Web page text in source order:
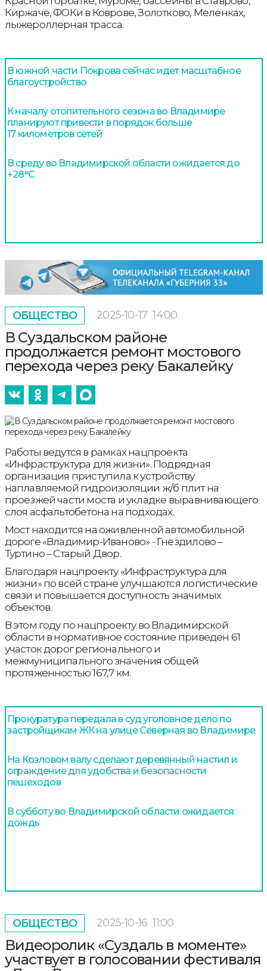
Киржаче, ФОКи в Коврове, Золотково, Меленках,
лыжероллерная трасса.
В южной части Покрова сейчас идет масштабное
благоустройство
К началу отопительного сезона во Владимире
планируют привести в порядок больше
17 километров сетей
В среду во Владимирской области ожидается до
+28°С
ОБЩЕСТВО 2025-10-17 14:00
В Суздальском районе
продолжается ремонт мостового
перехода через реку Бакалейку
Работы ведутся в рамках нацпроекта
«Инфраструктура для жизни». Подрядная
организация приступила к устройству
наплавляемой гидроизоляции ж/б плит на
проезжей части моста и укладке выравнивающего
слоя асфальтобетона на подходах.
Мост находится на оживленной автомобильной
дороге «Владимир-Иваново» - Гнездилово –
Туртино – Старый Двор.
Благодаря нацпроекту «Инфраструктура для
жизни» по всей стране улучшаются логистические
связи и повышается доступность значимых
объектов.
В этом году по нацпроекту во Владимирской
области в нормативное состояние приведен 61
участок дорог регионального и
межмуниципального значения общей
протяженностью 167,7 км.
Прокуратура передала в суд уголовное дело по
застройщикам ЖК на улице Северная во Владимире
На Козловом валу сделают деревянный настил и
ограждение для удобства и безопасности
пешеходов
В субботу во Владимирской области ожидается
дождь
ОБЩЕСТВО 2025-10-16 11:00
Видеоролик «Суздаль в моменте»
участвует в голосовании фестиваля